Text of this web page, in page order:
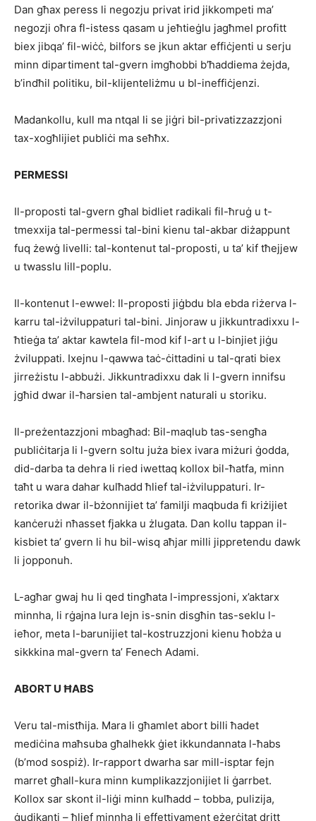
Dan għax peress li negozju privat irid jikkompeti ma’
negozji oħra fl-istess qasam u jeħtieġlu jagħmel profitt
biex jibqa’ fil-wiċċ, bilfors se jkun aktar effiċjenti u serju
minn dipartiment tal-gvern imgħobbi b’ħaddiema żejda,
b’indħil politiku, bil-klijenteliżmu u bl-ineffiċjenzi.
Madankollu, kull ma ntqal li se jiġri bil-privatizzazzjoni
tax-xogħlijiet publiċi ma seħħx.
PERMESSI
Il-proposti tal-gvern għal bidliet radikali fil-ħruġ u t-
tmexxija tal-permessi tal-bini kienu tal-akbar diżappunt
fuq żewġ livelli: tal-kontenut tal-proposti, u ta’ kif tħejjew
u twasslu lill-poplu.
Il-kontenut l-ewwel: Il-proposti jiġbdu bla ebda riżerva l-
karru tal-iżviluppaturi tal-bini. Jinjoraw u jikkuntradixxu l-
ħtieġa ta’ aktar kawtela fil-mod kif l-art u l-binjiet jiġu
żviluppati. Ixejnu l-qawwa taċ-ċittadini u tal-qrati biex
jirreżistu l-abbużi. Jikkuntradixxu dak li l-gvern innifsu
jgħid dwar il-ħarsien tal-ambjent naturali u storiku.
Il-preżentazzjoni mbagħad: Bil-maqlub tas-sengħa
publiċitarja li l-gvern soltu juża biex ivara miżuri ġodda,
did-darba ta dehra li ried iwettaq kollox bil-ħatfa, minn
taħt u wara dahar kulħadd ħlief tal-iżviluppaturi. Ir-
retorika dwar il-bżonnijiet ta’ familji maqbuda fi kriżijiet
kanċerużi nħasset fjakka u żlugata. Dan kollu tappan il-
kisbiet ta’ gvern li hu bil-wisq aħjar milli jippretendu dawk
li jopponuh.
L-agħar gwaj hu li qed tingħata l-impressjoni, x’aktarx
minnha, li rġajna lura lejn is-snin disgħin tas-seklu l-
ieħor, meta l-barunijiet tal-kostruzzjoni kienu ħobża u
sikkkina mal-gvern ta’ Fenech Adami.
ABORT U ĦABS
Veru tal-mistħija. Mara li għamlet abort billi ħadet
mediċina maħsuba għalhekk ġiet ikkundannata l-ħabs
(b’mod sospiż). Ir-rapport dwarha sar mill-isptar fejn
marret għall-kura minn kumplikazzjonijiet li ġarrbet.
Kollox sar skont il-liġi minn kulħadd – tobba, pulizija,
ġudikanti – ħlief minnha li effettivament eżerċitat dritt